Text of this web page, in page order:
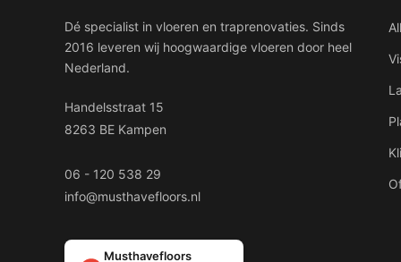
Dé specialist in vloeren en traprenovaties. Sinds
2016 leveren wij hoogwaardige vloeren door heel
Nederland.
Handelsstraat 15
8263 BE Kampen
06 - 120 538 29
info@musthavefloors.nl
Musthavefloors